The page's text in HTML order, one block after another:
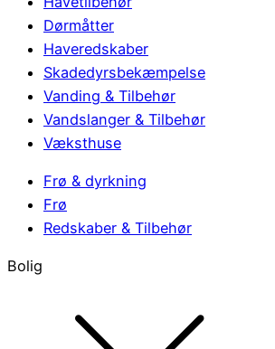
Dørmåtter
Haveredskaber
Skadedyrsbekæmpelse
Vanding & Tilbehør
Vandslanger & Tilbehør
Væksthuse
Frø & dyrkning
Frø
Redskaber & Tilbehør
Bolig